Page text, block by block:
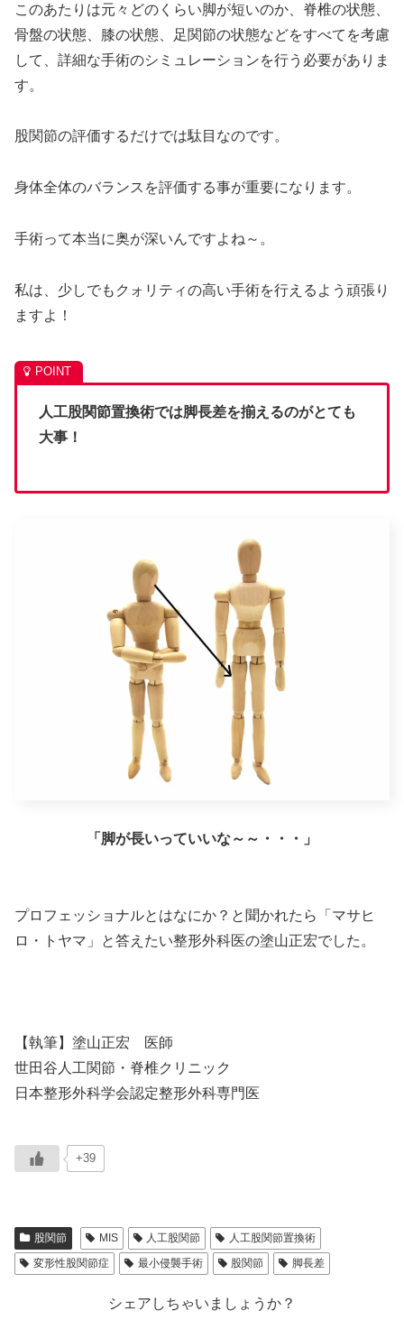
このあたりは元々どのくらい脚が短いのか、脊椎の状態、
骨盤の状態、膝の状態、足関節の状態などをすべてを考慮
して、詳細な手術のシミュレーションを行う必要がありま
す。
股関節の評価するだけでは駄目なのです。
身体全体のバランスを評価する事が重要になります。
手術って本当に奥が深いんですよね～。
私は、少しでもクォリティの高い手術を行えるよう頑張り
ますよ！
人工股関節置換術では脚長差を揃えるのがとても
大事！
「脚が長いっていいな～～・・・」
プロフェッショナルとはなにか？と聞かれたら「マサヒ
ロ・トヤマ」と答えたい整形外科医の塗山正宏でした。
【執筆】塗山正宏 医師
世田谷人工関節・脊椎クリニック
日本整形外科学会認定整形外科専門医
+39
股関節 MIS 人工股関節
人工股関節置換術
変形性股関節症
最小侵襲手術 股関節 脚長差
シェアしちゃいましょうか？